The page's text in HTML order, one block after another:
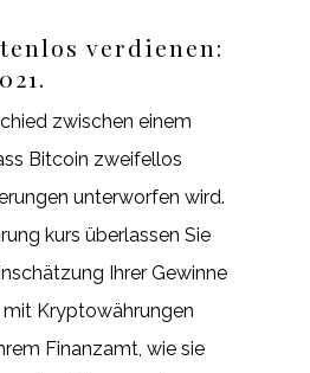
verdienen:
zwischen einem
Bitcoin zweifellos
unterworfen wird.
kurs überlassen Sie
Ihrer Gewinne
Kryptowährungen
Finanzamt, wie sie